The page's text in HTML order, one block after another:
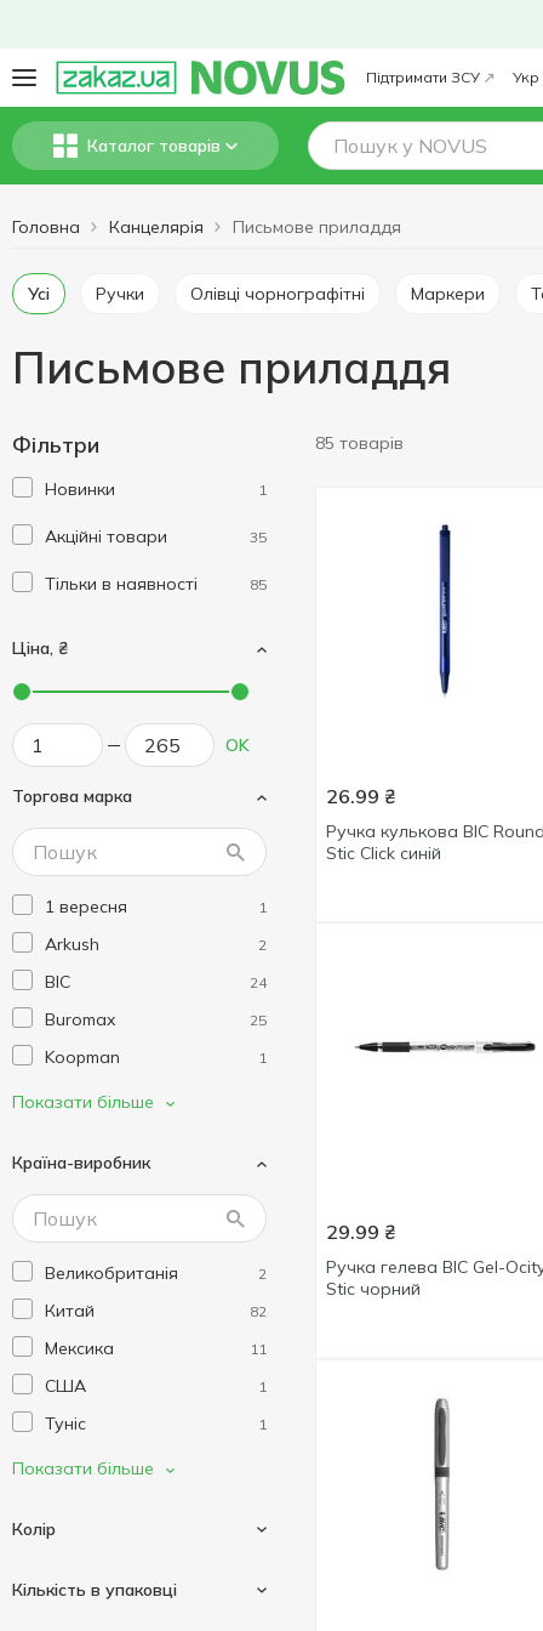
Підтримати ЗСУ Укр
Каталог товарів
Головна Канцелярія Письмове приладдя
Усі Ручки Олівці чорнографітні Маркери
Письмове приладдя
Фільтри
Новинки 1
Акційні товари 35
Тільки в наявності 85
Ціна, ₴
OK
Торгова марка
1 вересня 1
Arkush 2
BIC 24
Buromax 25
Koopman 1
Mizar
Piano 1
Yes 36
Zibi 14
Без тм 3
Меломан 1
Показати більше
Країна-виробник
Великобританія 2
Китай 82
Мексика 11
США 1
Туніс 1
Україна
Індія 2
Показати більше
Колір
Кількість в упаковці
85 товарів
26.99 ₴
Ручка кулькова BIC Round
Stic Click синій
29.99 ₴
Ручка гелева BIC Gel-
Stic чорний